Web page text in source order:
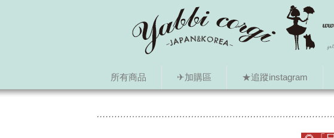
所有商品 ✈加購區 ★追蹤instagram